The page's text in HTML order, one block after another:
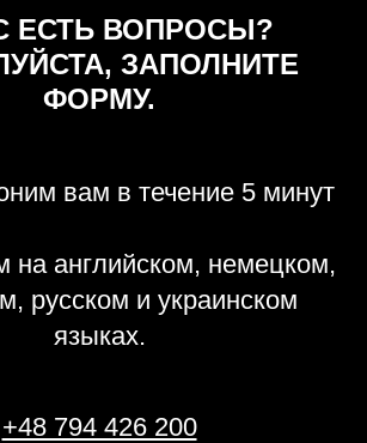
ЕСТЬ ВОПРОСЫ?
ЗАПОЛНИТЕ
ФОРМУ.
вам в течение 5 минут
на английском, немецком,
русском и украинском
языках.
+48 794 426 200